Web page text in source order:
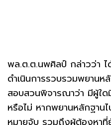
พล.ต.ต.นพศิลป์ กล่าวว่า ไ
ดำเนินการรวบรวมพยานห
สอบสวนพิจารณาว่า มีผู้ใ
หรือไม่ หากพยานหลักฐาน
หมายจับ รวมถึงผู้ต้องหา